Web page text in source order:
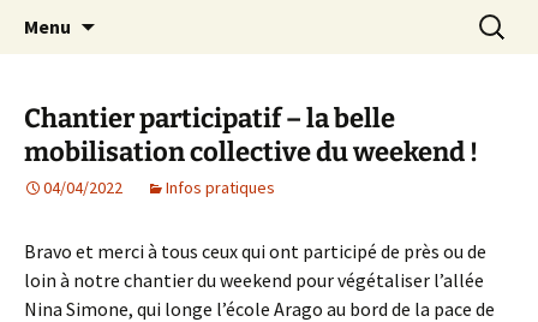
AIP Paris 14 – Association
Indépendante des Parents
d'élèves depuis 1981
Agit – s'Investit – Participe au service des
enfants du secteur scolaire Dolent-Arago-
Menu
Chantier participatif – la belle
mobilisation collective du weekend !
04/04/2022 Infos pratiques
Bravo et merci à tous ceux qui ont participé de près ou de
loin à notre chantier du weekend pour végétaliser l’allée
Nina Simone, qui longe l’école Arago au bord de la pace de